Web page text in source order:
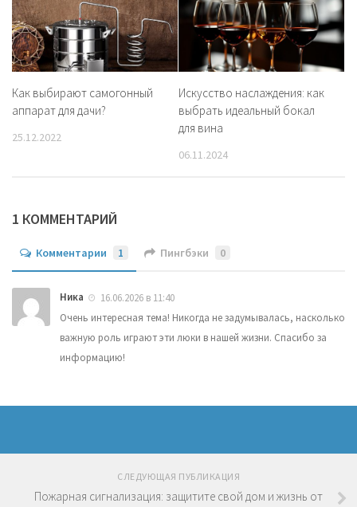
Как выбирают самогонный
аппарат для дачи?
25.12.2022
Искусство наслаждения: как
выбрать идеальный бокал
для вина
06.11.2024
1 КОММЕНТАРИЙ
Комментарии 1 Пингбэки 0
Ника
16.06.2026 в 11:40
Очень интересная тема! Никогда не задумывалась, насколько
важную роль играют эти люки в нашей жизни. Спасибо за
информацию!
СЛЕДУЮЩАЯ ПУБЛИКАЦИЯ
Пожарная сигнализация: защитите свой дом и жизнь от